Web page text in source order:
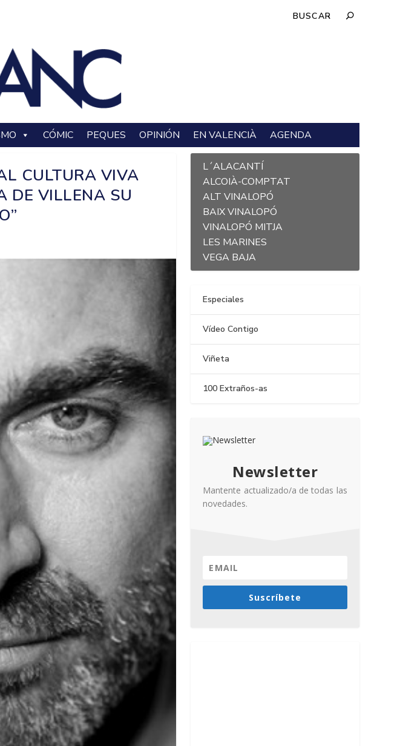
CÓMIC PEQUES OPINIÓN EN VALENCIÀ AGENDA
CULTURA VIVA
DE VILLENA SU
L´ALACANTÍ
ALCOIÀ-COMPTAT
ALT VINALOPÓ
BAIX VINALOPÓ
VINALOPÓ MITJA
LES MARINES
VEGA BAJA
Especiales
Vídeo Contigo
Viñeta
100 Extraños-as
Newsletter
Mantente actualizado/a de todas las
novedades.
Suscríbete